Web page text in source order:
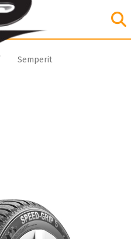
Semperit